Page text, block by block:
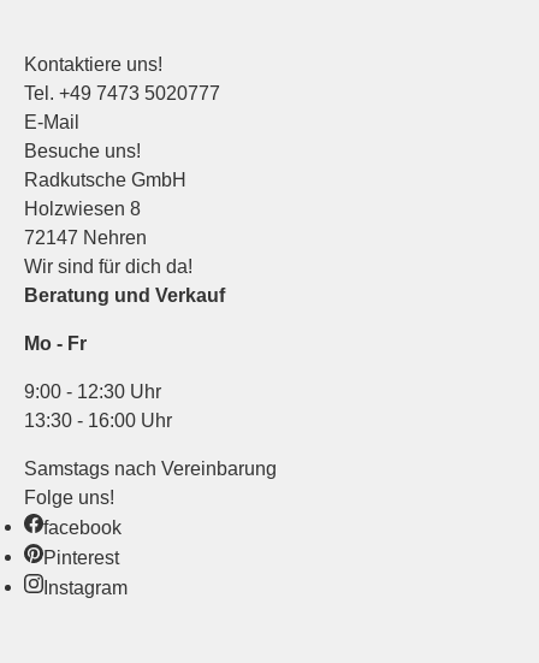
Kontaktiere uns!
Tel. +49 7473 5020777
E-Mail
Besuche uns!
Radkutsche GmbH
Holzwiesen 8
72147 Nehren
Wir sind für dich da!
Beratung und Verkauf
Mo - Fr
9:00 - 12:30 Uhr
13:30 - 16:00 Uhr
Samstags nach Vereinbarung
Folge uns!
facebook
Pinterest
Instagram